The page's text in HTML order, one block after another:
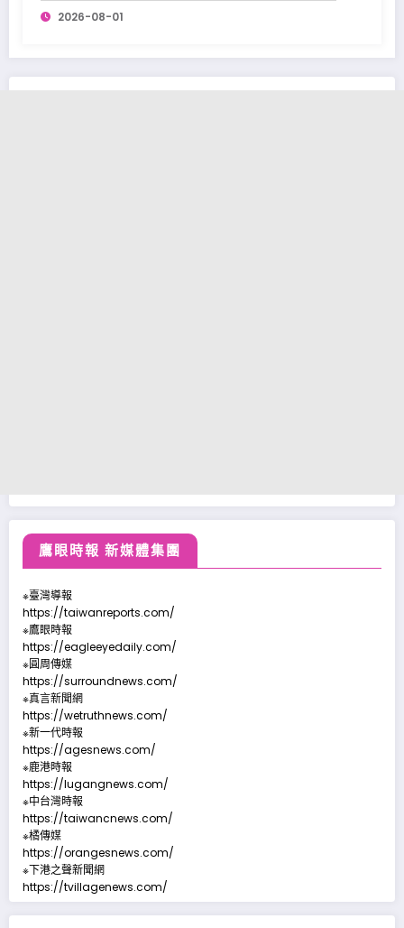
2026-08-01
鷹眼時報 新媒體集團
※臺灣導報
https://taiwanreports.com/
※鷹眼時報
https://eagleeyedaily.com/
※圓周傳媒
https://surroundnews.com/
※真言新聞網
https://wetruthnews.com/
※新一代時報
https://agesnews.com/
※鹿港時報
https://lugangnews.com/
※中台灣時報
https://taiwancnews.com/
※橘傳媒
https://orangesnews.com/
※下港之聲新聞網
https://tvillagenews.com/